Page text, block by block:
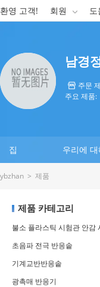
환영 고객! 회원  도
남경
 주문
주요 제품:
집 우리에 대
ybzhan > 제품
제품 카테고리
불소 플라스틱 시험관 안감
초음파 전극 반응솥
기계교반반응솥
광촉매 반응기